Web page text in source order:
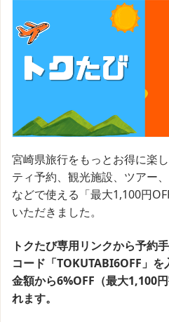
宮崎県旅行をもっとお得に楽
ティ予約、観光施設、ツアー
などで使える「最大1,100円
いただきました。
トクたび専用リンクから予約
コード「TOKUTABI6OFF」
金額から6%OFF（最大1,100
れます。